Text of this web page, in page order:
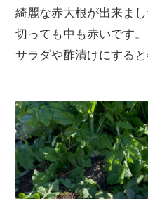
綺麗な赤大根が出来まし
切っても中も赤いです。
サラダや酢漬けにすると